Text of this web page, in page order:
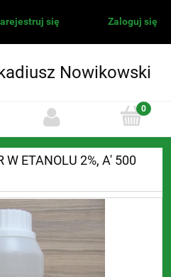
się Zaloguj się
Nowikowski
W ETANOLU 2%, A' 500